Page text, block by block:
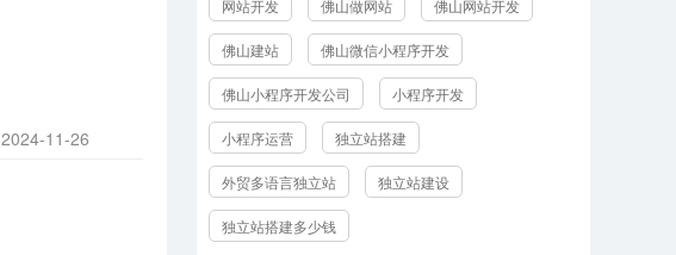
2024-11-26
网站开发 佛山做网站 佛山网站开发
佛山建站 佛山微信小程序开发
佛山小程序开发公司 小程序开发
小程序运营 独立站搭建
外贸多语言独立站 独立站建设
独立站搭建多少钱